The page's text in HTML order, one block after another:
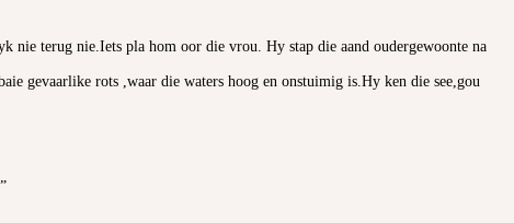
nie terug nie.Iets pla hom oor die vrou. Hy stap die aand oudergewoonte na
gevaarlike rots ,waar die waters hoog en onstuimig is.Hy ken die see,gou